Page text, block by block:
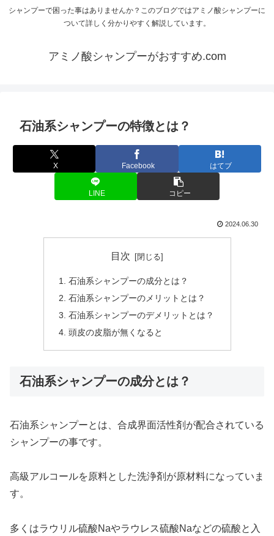
シャンプーで困った事はありませんか？このブログではアミノ酸シャンプーに
ついて詳しく分かりやすく解説しています。
アミノ酸シャンプーがおすすめ.com
石油系シャンプーの特徴とは？
X Facebook はてブ
LINE コピー
2024.06.30
目次
石油系シャンプーの成分とは？
石油系シャンプーのメリットとは？
石油系シャンプーのデメリットとは？
頭皮の皮脂が無くなると
石油系シャンプーの成分とは？
石油系シャンプーとは、合成界面活性剤が配合されている
シャンプーの事です。
高級アルコールを原料とした洗浄剤が原材料になっていま
す。
多くはラウリル硫酸Naやラウレス硫酸Naなどの硫酸と入